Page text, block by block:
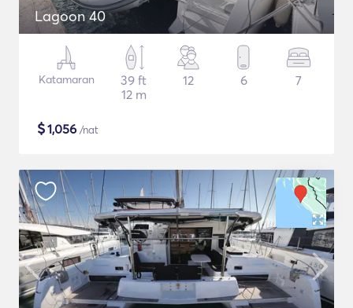
Lagoon 40
Katamaran
39 ft
12 m
12 6 7
$1,056 /nat